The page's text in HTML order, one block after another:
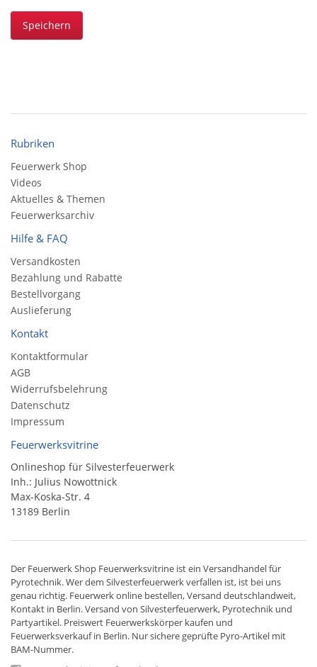
Speichern
Rubriken
Feuerwerk Shop
Videos
Aktuelles & Themen
Feuerwerksarchiv
Hilfe & FAQ
Versandkosten
Bezahlung und Rabatte
Bestellvorgang
Auslieferung
Kontakt
Kontaktformular
AGB
Widerrufsbelehrung
Datenschutz
Impressum
Feuerwerksvitrine
Onlineshop für Silvesterfeuerwerk
Inh.: Julius Nowottnick
Max-Koska-Str. 4
13189 Berlin
Der Feuerwerk Shop Feuerwerksvitrine ist ein Versandhandelfür
Pyrotechnik. Wer dem Silvesterfeuerwerk verfallen ist, ist bei uns
genau richtig. Feuerwerk online bestellen,Versand deutschlandweit,
Kontakt in Berlin. Versand von Silvesterfeuerwerk, Pyrotechnik und
Partyartikel. Preiswert Feuerwerkskörper kaufen und
Feuerwerksverkauf in Berlin. Nur sichere geprüfte Pyro-Artikel mit
BAM-Nummer.